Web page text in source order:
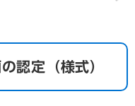
認定（様式）